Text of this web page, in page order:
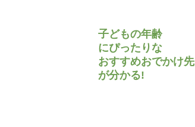
子どもの年齢
にぴったりな
おすすめおでかけ先
が分かる!